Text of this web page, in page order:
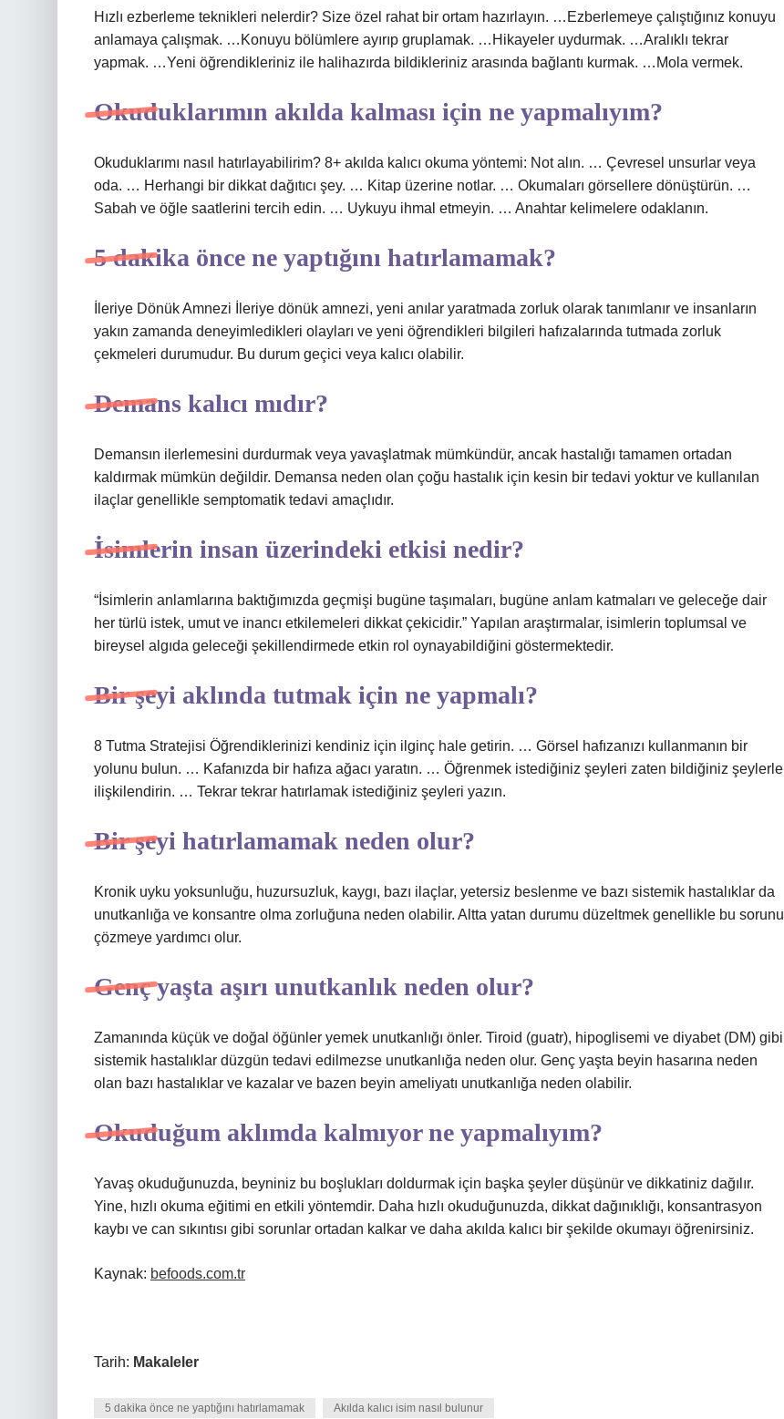
Hızlı ezberleme teknikleri nelerdir? Size özel rahat bir ortam hazırlayın. …Ezberlemeye çalıştığınız konuyu
anlamaya çalışmak. …Konuyu bölümlere ayırıp gruplamak. …Hikayeler uydurmak. …Aralıklı tekrar
yapmak. …Yeni öğrendikleriniz ile halihazırda bildikleriniz arasında bağlantı kurmak. …Mola vermek.
Okuduklarımın akılda kalması için ne yapmalıyım?
Okuduklarımı nasıl hatırlayabilirim? 8+ akılda kalıcı okuma yöntemi: Not alın. … Çevresel unsurlar veya
oda. … Herhangi bir dikkat dağıtıcı şey. … Kitap üzerine notlar. … Okumaları görsellere dönüştürün. …
Sabah ve öğle saatlerini tercih edin. … Uykuyu ihmal etmeyin. … Anahtar kelimelere odaklanın.
5 dakika önce ne yaptığını hatırlamamak?
İleriye Dönük Amnezi İleriye dönük amnezi, yeni anılar yaratmada zorluk olarak tanımlanır ve insanların
yakın zamanda deneyimledikleri olayları ve yeni öğrendikleri bilgileri hafızalarında tutmada zorluk
çekmeleri durumudur. Bu durum geçici veya kalıcı olabilir.
Demans kalıcı mıdır?
Demansın ilerlemesini durdurmak veya yavaşlatmak mümkündür, ancak hastalığı tamamen ortadan
kaldırmak mümkün değildir. Demansa neden olan çoğu hastalık için kesin bir tedavi yoktur ve kullanılan
ilaçlar genellikle semptomatik tedavi amaçlıdır.
İsimlerin insan üzerindeki etkisi nedir?
“İsimlerin anlamlarına baktığımızda geçmişi bugüne taşımaları, bugüne anlam katmaları ve geleceğe dair
her türlü istek, umut ve inancı etkilemeleri dikkat çekicidir.” Yapılan araştırmalar, isimlerin toplumsal ve
bireysel algıda geleceği şekillendirmede etkin rol oynayabildiğini göstermektedir.
Bir şeyi aklında tutmak için ne yapmalı?
8 Tutma Stratejisi Öğrendiklerinizi kendiniz için ilginç hale getirin. … Görsel hafızanızı kullanmanın bir
yolunu bulun. … Kafanızda bir hafıza ağacı yaratın. … Öğrenmek istediğiniz şeyleri zaten bildiğiniz şeylerle
ilişkilendirin. … Tekrar tekrar hatırlamak istediğiniz şeyleri yazın.
Bir şeyi hatırlamamak neden olur?
Kronik uyku yoksunluğu, huzursuzluk, kaygı, bazı ilaçlar, yetersiz beslenme ve bazı sistemik hastalıklar da
unutkanlığa ve konsantre olma zorluğuna neden olabilir. Altta yatan durumu düzeltmek genellikle bu sorunu
çözmeye yardımcı olur.
Genç yaşta aşırı unutkanlık neden olur?
Zamanında küçük ve doğal öğünler yemek unutkanlığı önler. Tiroid (guatr), hipoglisemi ve diyabet (DM) gibi
sistemik hastalıklar düzgün tedavi edilmezse unutkanlığa neden olur. Genç yaşta beyin hasarına neden
olan bazı hastalıklar ve kazalar ve bazen beyin ameliyatı unutkanlığa neden olabilir.
Okuduğum aklımda kalmıyor ne yapmalıyım?
Yavaş okuduğunuzda, beyniniz bu boşlukları doldurmak için başka şeyler düşünür ve dikkatiniz dağılır.
Yine, hızlı okuma eğitimi en etkili yöntemdir. Daha hızlı okuduğunuzda, dikkat dağınıklığı, konsantrasyon
kaybı ve can sıkıntısı gibi sorunlar ortadan kalkar ve daha akılda kalıcı bir şekilde okumayı öğrenirsiniz.
Kaynak: befoods.com.tr
Tarih: Makaleler
5 dakika önce ne yaptığını hatırlamamak Akılda kalıcı isim nasıl bulunur